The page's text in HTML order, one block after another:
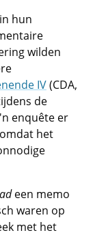
hun
wilden
IV(CDA,
de
enquête er
het
een memo
waren op
met het